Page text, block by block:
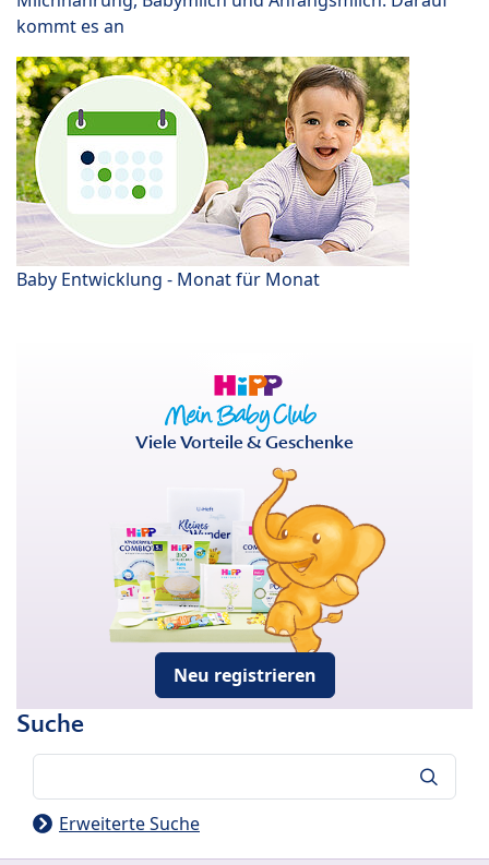
kommt es an
Baby Entwicklung - Monat für Monat
Viele Vorteile & Geschenke
Neu registrieren
Suche
Erweiterte Suche